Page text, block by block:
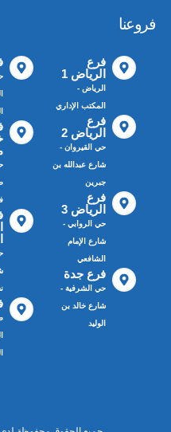
فروعنا
فرع
الرياض 1
الرياض -
المكتب الإداري
فرع
الرياض 2
حي القيروان -
شارع عبدالله بن
جبرين
فرع
الرياض 3
حي الروابي -
شارع الإمام
الشافعي
فرع جدة
حي الشرفية -
شارع خالد بن
الوليد